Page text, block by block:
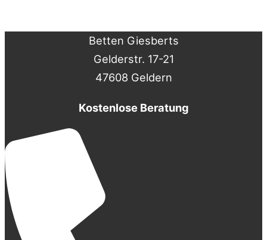
Betten Giesberts
Gelderstr. 17-21
47608 Geldern
Kostenlose Beratung